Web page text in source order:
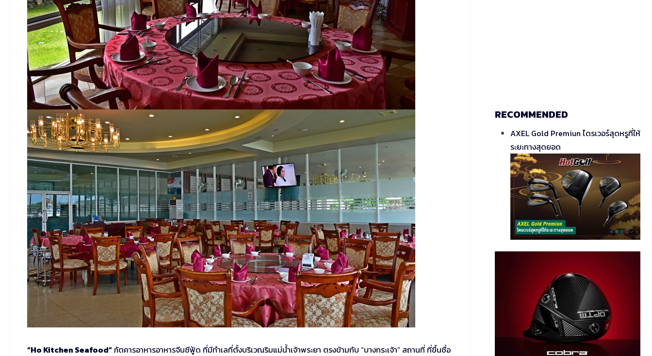
“Ho Kitchen Seafood”ภัตคารอาหารอาหารจีนซีฟู้ด ที่มีทำเลที่ตั้งบริเวณริมแม่น้ำเจ้าพระยา ตรงข้ามกับ “บางกระเจ้า” สถานที่ ที่ขึ้นชื่อ
RECOMMENDED
AXEL Gold Premiun ไดรเวอร์สุดหรูที่ให้
ระยะทางสุดยอด